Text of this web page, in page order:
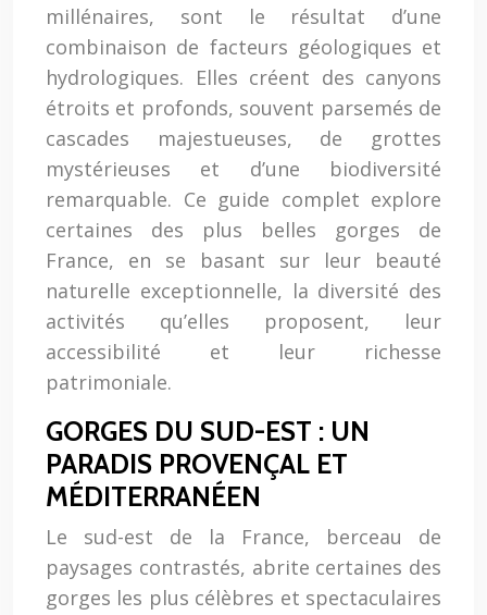
millénaires, sont le résultat d’une
combinaison de facteurs géologiques et
hydrologiques. Elles créent des canyons
étroits et profonds, souvent parsemés de
cascades majestueuses, de grottes
mystérieuses et d’une biodiversité
remarquable. Ce guide complet explore
certaines des plus belles gorges de
France, en se basant sur leur beauté
naturelle exceptionnelle, la diversité des
activités qu’elles proposent, leur
accessibilité et leur richesse
patrimoniale.
GORGES DU SUD-EST : UN
PARADIS PROVENÇAL ET
MÉDITERRANÉEN
Le sud-est de la France, berceau de
paysages contrastés, abrite certaines des
gorges les plus célèbres et spectaculaires